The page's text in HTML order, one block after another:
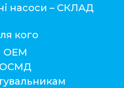
насоси – СКЛАД
кого
ОЕМ
ОСМД